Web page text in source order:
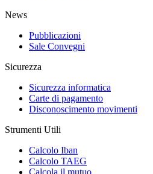
News
Pubblicazioni
Sale Convegni
Sicurezza
Sicurezza informatica
Carte di pagamento
Disconoscimento movimenti
Strumenti Utili
Calcolo Iban
Calcolo TAEG
Calcola il mutuo